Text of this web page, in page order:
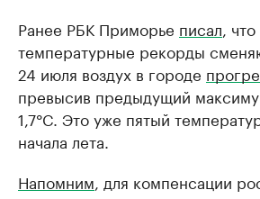
Ранее РБК Приморье писал ,
температурные рекорды
24 июля воздух в городе
превысив предыдущий
1,7°C. Это уже пятый
начала лета.
Напомним , для компенсации